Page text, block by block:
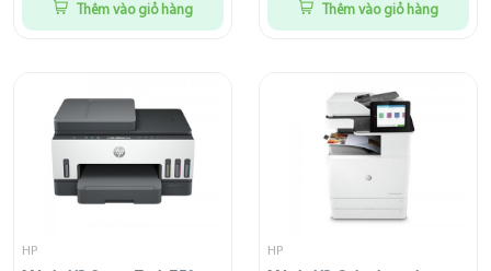
Thêm vào giỏ hàng Thêm vào giỏ hàng
HP HP